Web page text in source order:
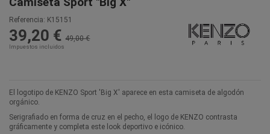
Referencia: K15151
39,20 € 49,00 €
Impuestos incluidos
El logotipo de KENZO Sport 'Big X' aparece en esta camiseta de algodón
orgánico.
Serigrafiado en forma de cruz en el pecho, el logo de KENZO contrasta
gráficamente y completa este look deportivo e icónico.